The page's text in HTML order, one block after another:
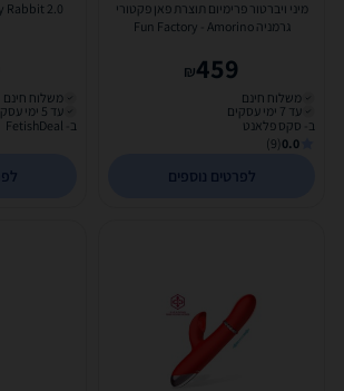
מיני ויברטור פרימיום תוצרת פאן פקטורי
גרמניה Fun Factory - Amorino
459
₪
משלוח חינם
עד 7 ימי עסקים
ב- סקס פלאנט
0.0
(9)
לפרטים נוספים
2.0 Baby Rabbit ויברטור ארנבון עם
משלוח חינם
עד 5 ימי עסקים
ב- FetishDeal